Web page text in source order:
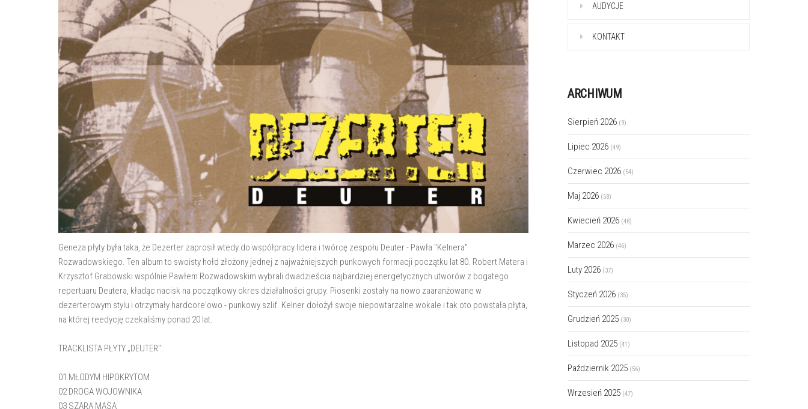
Geneza płyty była taka, że Dezerter zaprosił wtedy do współpracy lidera i twórcę zespołu Deuter - Pawła "Kelnera"
Rozwadowskiego. Ten album to swoisty hołd złożony jednej z najważniejszych punkowych formacji początku lat 80. Robert Matera i
Krzysztof Grabowski wspólnie Pawłem Rozwadowskim wybrali dwadzieścia najbardziej energetycznych utworów z bogatego
repertuaru Deutera, kładąc nacisk na początkowy okres działalności grupy. Piosenki zostały na nowo zaaranżowane w
dezerterowym stylu i otrzymały hardcore'owo - punkowy szlif. Kelner dołożył swoje niepowtarzalne wokale i tak oto powstała płyta,
na której reedycję czekaliśmy ponad 20 lat.
TRACKLISTA PŁYTY „DEUTER":
01 MŁODYM HIPOKRYTOM
02 DROGA WOJOWNIKA
03 SZARA MASA
AUDYCJE
KONTAKT
ARCHIWUM
Sierpień 2026 (9)
Lipiec 2026 (49)
Czerwiec 2026 (54)
Maj 2026 (58)
Kwiecień 2026 (48)
Marzec 2026 (46)
Luty 2026 (37)
Styczeń 2026 (35)
Grudzień 2025 (30)
Listopad 2025 (41)
Październik 2025 (56)
Wrzesień 2025 (47)